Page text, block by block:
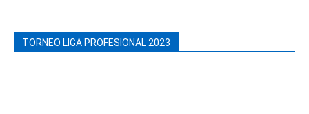
TORNEO LIGA PROFESIONAL 2023